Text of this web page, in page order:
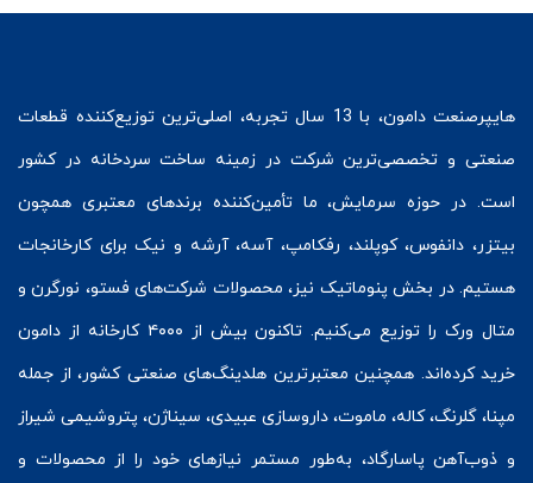
هایپرصنعت
دامون، با 13 سال تجربه، اصلی‌ترین توزیع‌کننده قطعات
صنعتی و تخصصی‌ترین شرکت در زمینه ساخت سردخانه در کشور
است. در حوزه سرمایش، ما تأمین‌کننده برندهای معتبری همچون
بیتزر، دانفوس،کوپلند، رفکامپ، آسه، آرشه و نیک برای کارخانجات
هستیم. در بخش پنوماتیک نیز، محصولات شرکت‌های فستو، نورگرن و
متال ورک
را توزیع می‌کنیم. تاکنون بیش از ۴۰۰۰ کارخانه از دامون
خرید کرده‌اند. همچنین معتبرترین هلدینگ‌های صنعتی کشور، از جمله
مپنا، گلرنگ، کاله، ماموت، داروسازی عبیدی، سیناژن، پتروشیمی شیراز
و ذوب‌آهن پاسارگاد، به‌طور مستمر نیازهای خود را از محصولات و